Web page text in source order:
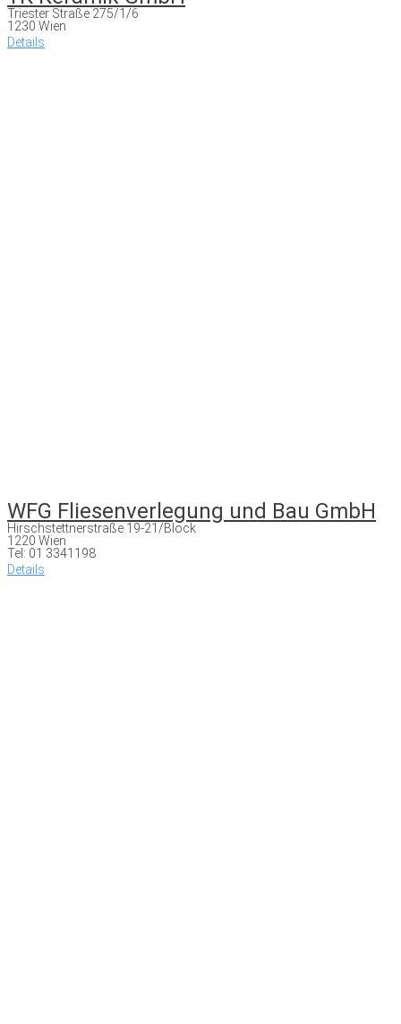
Triester Straße 275/1/6
1230 Wien
Details
WFG Fliesenverlegung und Bau GmbH
Hirschstettnerstraße 19-21/Block
1220 Wien
Tel: 01 3341198
Details